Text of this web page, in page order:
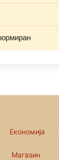
Економија
Магазин